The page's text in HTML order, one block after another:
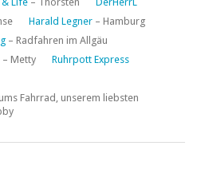
Harald Legner – Hamburg
– Radfahren im Allgäu
– Metty
Ruhrpott Express
Fahrrad, unserem liebsten